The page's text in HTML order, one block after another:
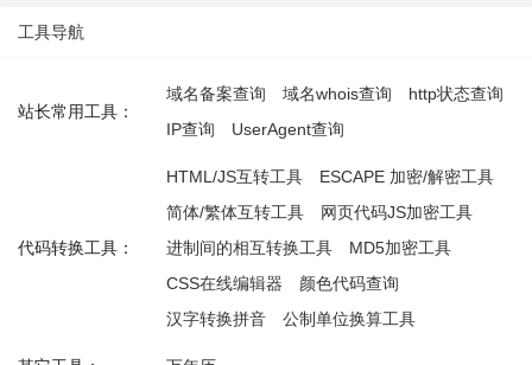
工具导航
站长常用工具：
域名备案查询 域名whois查询
http状态查询
IP查询
UserAgent查询
代码转换工具：
HTML/JS互转工具
ESCAPE 加密/解密工具
简体/繁体互转工具
网页代码JS加密工具
进制间的相互转换工具
MD5加密工具
CSS在线编辑器
颜色代码查询
汉字转换拼音
公制单位换算工具